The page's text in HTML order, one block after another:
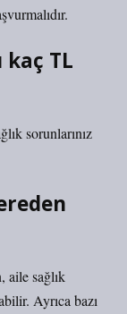
TL
sorunlarınız
aile sağlık
Ayrıca bazı